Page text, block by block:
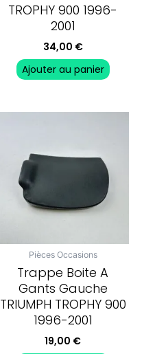
TROPHY 900 1996-
2001
34,00 €
Ajouter au panier
Pièces Occasions
Trappe Boite A
Gants Gauche
TRIUMPH TROPHY 900
1996-2001
19,00 €